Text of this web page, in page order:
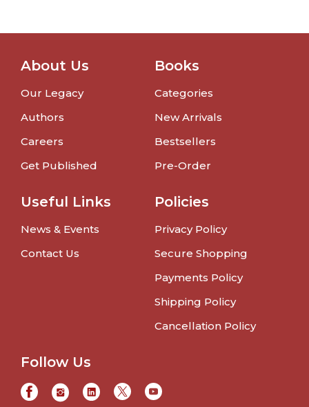
About Us
Our Legacy
Authors
Careers
Get Published
Books
Categories
New Arrivals
Bestsellers
Pre-Order
Useful Links
News & Events
Contact Us
Policies
Privacy Policy
Secure Shopping
Payments Policy
Shipping Policy
Cancellation Policy
Follow Us